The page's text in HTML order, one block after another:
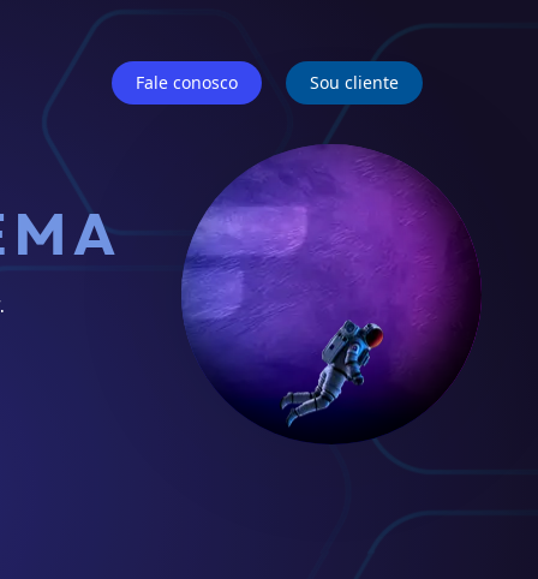
Fale conosco Sou cliente